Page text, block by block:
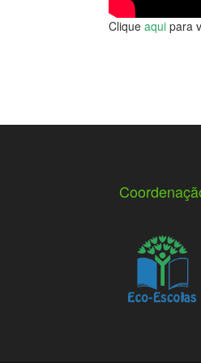
Cliqueaqui para